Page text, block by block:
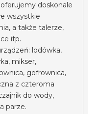
doskonale
wszystkie
a także talerze,
itp.
lodówka,
mikser,
gofrownica,
z czteroma
do wody,
parze.